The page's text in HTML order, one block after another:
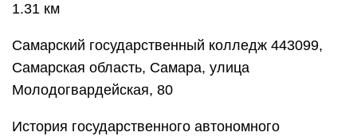
1.31 км
Самарский государственный колледж 443099,
Самарская область, Самара, улица
Молодогвардейская, 80
История государственного автономного